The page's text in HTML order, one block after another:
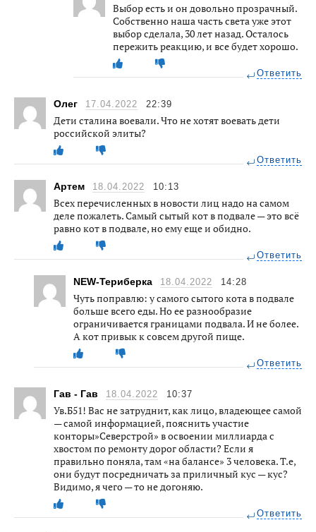
Выбор есть и он довольно прозрачный.
Собственно наша часть света уже этот
выбор сделала, 30 лет назад. Осталось
пережить реакцию, и все будет хорошо.
Ответить
Олег 17.04.2022 22:39
Дети сталина воевали. Что не хотят воевать дети
российской элиты?
Ответить
Артем 18.04.2022 10:13
Всех перечисленных в новости лиц надо на самом
деле пожалеть. Самый сытый кот в подвале — это всё
равно кот в подвале, но ему еще и обидно.
Ответить
NEW-Териберка 18.04.2022 14:28
Чуть поправлю: у самого сытого кота в подвале
больше всего еды. Но ее разнообразие
ограничивается границами подвала. И не более.
А кот привык к совсем другой пище.
Ответить
Гав - Гав 18.04.2022 10:37
Ув.Б51! Вас не затруднит, как лицо, владеющее самой
— самой информацией, пояснить участие
конторы»Северстрой» в освоении миллиарда с
хвостом по ремонту дорог области? Если я
правильно поняла, там «на балансе» 3 человека. Т.е,
они будут посредничать за приличный кус — кус?
Видимо, я чего — то не догоняю.
Ответить